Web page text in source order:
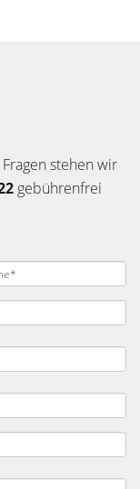
stehen wir
gebührenfrei